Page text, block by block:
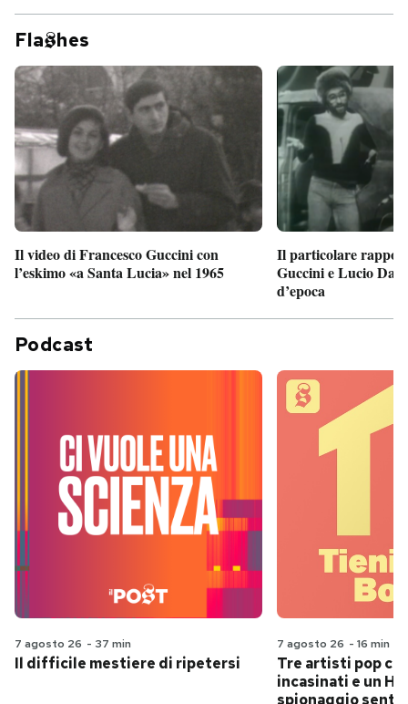
Fla hes
Il video di Francesco Guccini con
l’eskimo «a Santa Lucia» nel 1965
Il particolare
Guccini e Lucio
d’epoca
Podcast
7 agosto 26 - 37 min
Il difficile mestiere di ripetersi
7 agosto 26 - 16 min
Tre artisti pop
incasinati e un
spionaggio